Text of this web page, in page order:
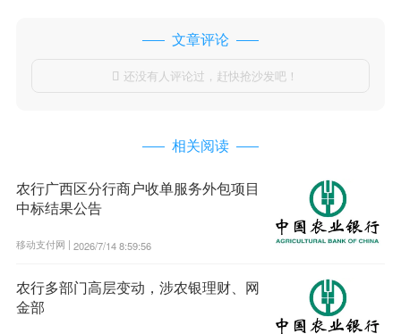
文章评论
 还没有人评论过，赶快抢沙发吧！
相关阅读
农行广西区分行商户收单服务外包项目
中标结果公告
移动支付网 | 2026/7/14 8:59:56
农行多部门高层变动，涉农银理财、网
金部